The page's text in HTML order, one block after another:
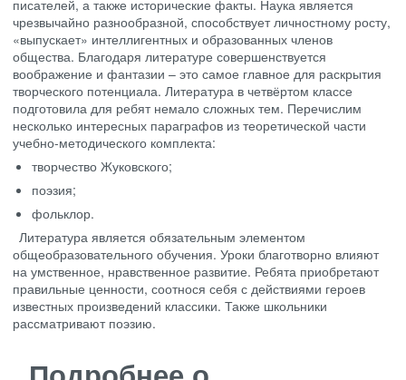
писателей, а также исторические факты. Наука является
чрезвычайно разнообразной, способствует личностному росту,
«выпускает» интеллигентных и образованных членов
общества. Благодаря литературе совершенствуется
воображение и фантазии – это самое главное для раскрытия
творческого потенциала. Литература в четвёртом классе
подготовила для ребят немало сложных тем. Перечислим
несколько интересных параграфов из теоретической части
учебно-методического комплекта:
творчество Жуковского;
поэзия;
фольклор.
Литература является обязательным элементом
общеобразовательного обучения. Уроки благотворно влияют
на умственное, нравственное развитие. Ребята приобретают
правильные ценности, соотнося себя с действиями героев
известных произведений классики. Также школьники
рассматривают поэзию.